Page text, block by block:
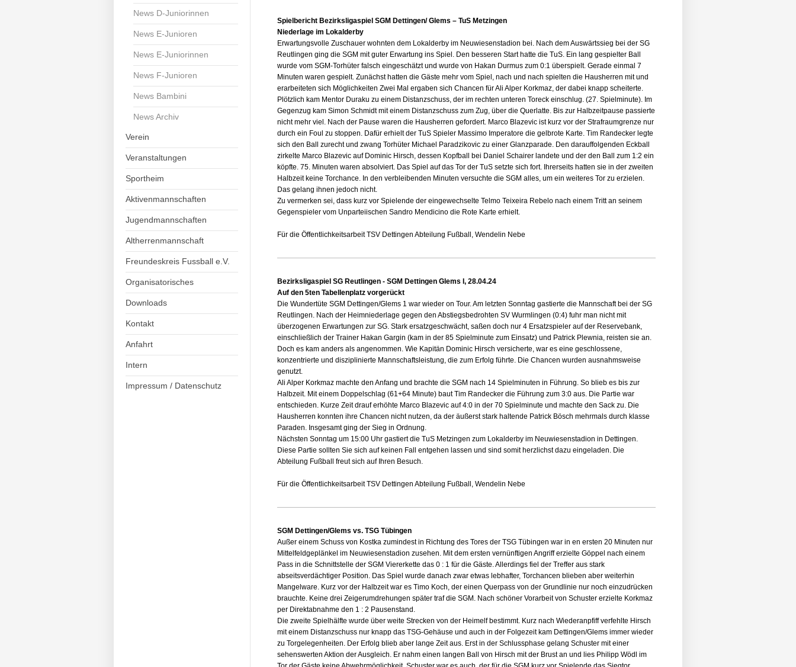
News D-Juniorinnen
News E-Junioren
News E-Juniorinnen
News F-Junioren
News Bambini
News Archiv
Verein
Veranstaltungen
Sportheim
Aktivenmannschaften
Jugendmannschaften
Altherrenmannschaft
Freundeskreis Fussball e.V.
Organisatorisches
Downloads
Kontakt
Anfahrt
Intern
Impressum / Datenschutz
Spielbericht Bezirksligaspiel SGM Dettingen/ Glems – TuS Metzingen
Niederlage im Lokalderby
Erwartungsvolle Zuschauer wohnten dem Lokalderby im Neuwiesenstadion bei. Nach dem Auswärtssieg bei der SG
Reutlingen ging die SGM mit guter Erwartung ins Spiel. Den besseren Start hatte die TuS. Ein lang gespielter Ball
wurde vom SGM-Torhüter falsch eingeschätzt und wurde von Hakan Durmus zum 0:1 überspielt. Gerade einmal 7
Minuten waren gespielt. Zunächst hatten die Gäste mehr vom Spiel, nach und nach spielten die Hausherren mit und
erarbeiteten sich Möglichkeiten Zwei Mal ergaben sich Chancen für Ali Alper Korkmaz, der dabei knapp scheiterte.
Plötzlich kam Mentor Duraku zu einem Distanzschuss, der im rechten unteren Toreck einschlug. (27. Spielminute). Im
Gegenzug kam Simon Schmidt mit einem Distanzschuss zum Zug, über die Querlatte. Bis zur Halbzeitpause passierte
nicht mehr viel. Nach der Pause waren die Hausherren gefordert. Marco Blazevic ist kurz vor der Strafraumgrenze nur
durch ein Foul zu stoppen. Dafür erhielt der TuS Spieler Massimo Imperatore die gelbrote Karte. Tim Randecker legte
sich den Ball zurecht und zwang Torhüter Michael Paradzikovic zu einer Glanzparade. Den darauffolgenden Eckball
zirkelte Marco Blazevic auf Dominic Hirsch, dessen Kopfball bei Daniel Schairer landete und der den Ball zum 1:2 ein
köpfte. 75. Minuten waren absolviert. Das Spiel auf das Tor der TuS setzte sich fort. Ihrerseits hatten sie in der zweiten
Halbzeit keine Torchance. In den verbleibenden Minuten versuchte die SGM alles, um ein weiteres Tor zu erzielen.
Das gelang ihnen jedoch nicht.
Zu vermerken sei, dass kurz vor Spielende der eingewechselte Telmo Teixeira Rebelo nach einem Tritt an seinem
Gegenspieler vom Unparteiischen Sandro Mendicino die Rote Karte erhielt.
Für die Öffentlichkeitsarbeit TSV Dettingen Abteilung Fußball, Wendelin Nebe
Bezirksligaspiel SG Reutlingen - SGM Dettingen Glems I, 28.04.24
Auf den 5ten Tabellenplatz vorgerückt
Die Wundertüte SGM Dettingen/Glems 1 war wieder on Tour. Am letzten Sonntag gastierte die Mannschaft bei der SG
Reutlingen. Nach der Heimniederlage gegen den Abstiegsbedrohten SV Wurmlingen (0:4) fuhr man nicht mit
überzogenen Erwartungen zur SG. Stark ersatzgeschwächt, saßen doch nur 4 Ersatzspieler auf der Reservebank,
einschließlich der Trainer Hakan Gargin (kam in der 85 Spielminute zum Einsatz) und Patrick Plewnia, reisten sie an.
Doch es kam anders als angenommen. Wie Kapitän Dominic Hirsch versicherte, war es eine geschlossene,
konzentrierte und disziplinierte Mannschaftsleistung, die zum Erfolg führte. Die Chancen wurden ausnahmsweise
genutzt.
Ali Alper Korkmaz machte den Anfang und brachte die SGM nach 14 Spielminuten in Führung. So blieb es bis zur
Halbzeit. Mit einem Doppelschlag (61+64 Minute) baut Tim Randecker die Führung zum 3:0 aus. Die Partie war
entschieden. Kurze Zeit drauf erhöhte Marco Blazevic auf 4:0 in der 70 Spielminute und machte den Sack zu. Die
Hausherren konnten ihre Chancen nicht nutzen, da der äußerst stark haltende Patrick Bösch mehrmals durch klasse
Paraden. Insgesamt ging der Sieg in Ordnung.
Nächsten Sonntag um 15:00 Uhr gastiert die TuS Metzingen zum Lokalderby im Neuwiesenstadion in Dettingen.
Diese Partie sollten Sie sich auf keinen Fall entgehen lassen und sind somit herzlichst dazu eingeladen. Die
Abteilung Fußball freut sich auf Ihren Besuch.
Für die Öffentlichkeitsarbeit TSV Dettingen Abteilung Fußball, Wendelin Nebe
SGM Dettingen/Glems vs. TSG Tübingen
Außer einem Schuss von Kostka zumindest in Richtung des Tores der TSG Tübingen war in en ersten 20 Minuten nur
Mittelfeldgeplänkel im Neuwiesenstadion zusehen. Mit dem ersten vernünftigen Angriff erzielte Göppel nach einem
Pass in die Schnittstelle der SGM Viererkette das 0 : 1 für die Gäste. Allerdings fiel der Treffer aus stark
abseitsverdächtiger Position. Das Spiel wurde danach zwar etwas lebhafter, Torchancen blieben aber weiterhin
Mangelware. Kurz vor der Halbzeit war es Timo Koch, der einen Querpass von der Grundlinie nur noch einzudrücken
brauchte. Keine drei Zeigerumdrehungen später traf die SGM. Nach schöner Vorarbeit von Schuster erzielte Korkmaz
per Direktabnahme den 1 : 2 Pausenstand.
Die zweite Spielhälfte wurde über weite Strecken von der Heimelf bestimmt. Kurz nach Wiederanpfiff verfehlte Hirsch
mit einem Distanzschuss nur knapp das TSG-Gehäuse und auch in der Folgezeit kam Dettingen/Glems immer wieder
zu Torgelegenheiten. Der Erfolg blieb aber lange Zeit aus. Erst in der Schlussphase gelang Schuster mit einer
sehenswerten Aktion der Ausgleich. Er nahm einen langen Ball von Hirsch mit der Brust an und lies Philipp Wödl im